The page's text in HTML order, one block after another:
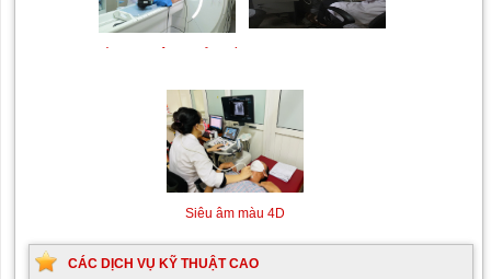
Máy chụp cộng hưởng từ
MRI
Siêu âm Doppler xuyên
sọ
Máy siêu âm tim
Kỹ thuật chụp mạch máu
Siêu âm màu 4D
CÁC DỊCH VỤ KỸ THUẬT CAO